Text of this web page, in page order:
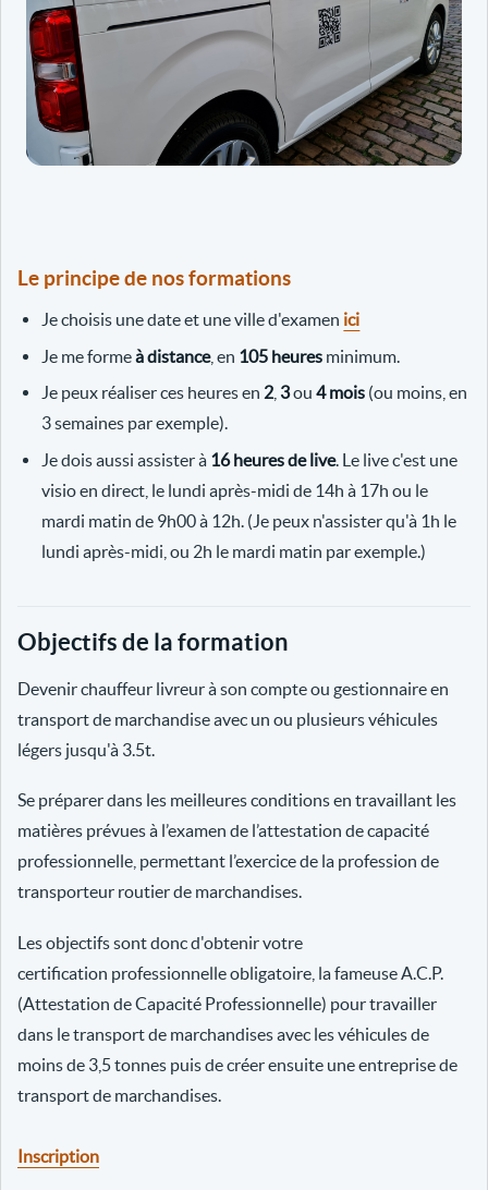
Le principe de nos formations
Je choisis une date et une ville d'examen ici
Je me formeà distance, en 105 heures minimum.
Je peux réaliser ces heures en 2 3ou4 mois (ou moins, en
3 semaines par exemple).
Je dois aussi assister à 16 heures de live. Le live c'est une
visio en direct, le lundi après-midi de 14h à 17h ou le
mardi matin de 9h00 à 12h. (Je peux n'assister qu'à 1h le
lundi après-midi, ou 2h le mardi matin par exemple.)
Objectifs de la formation
Devenir chauffeur livreur à son compte ou gestionnaire en
transport de marchandise avec un ou plusieurs véhicules
légers jusqu'à 3.5t.
Se préparer dans les meilleures conditions en travaillant les
matières prévues à l’examen de l’attestation de capacité
professionnelle, permettant l’exercice de la profession de
transporteur routier de marchandises.
Les objectifs sont donc d'obtenir votre
certification professionnelle obligatoire, la fameuse A.C.P.
(Attestation de Capacité Professionnelle) pour travailler
dans le transport de marchandises avec les véhicules de
moins de 3,5 tonnes puis de créer ensuite une entreprise de
transport de marchandises.
Inscription